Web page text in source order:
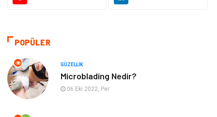
Sağlıklı Yaşam
Yeme İçme
Organizasyon
Moda
POPÜLER
GÜZELLIK
Microblading Nedir?
06 Eki 2022, Per